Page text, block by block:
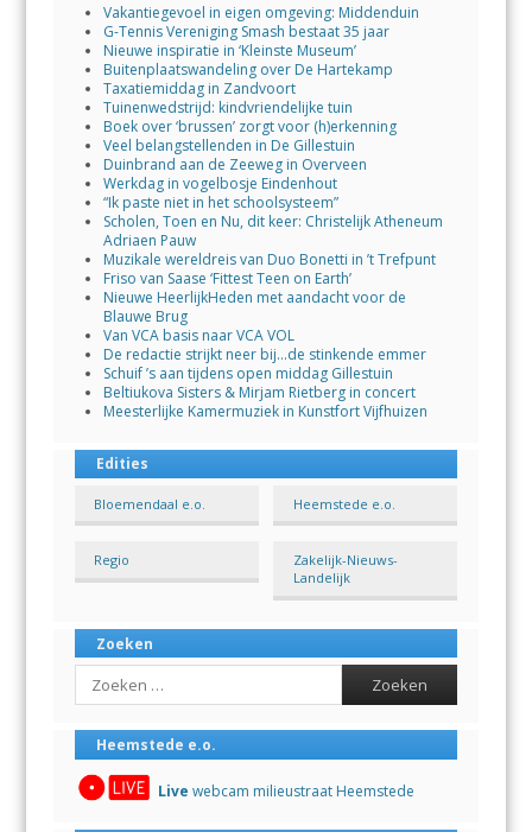
Vakantiegevoel in eigen omgeving: Middenduin
G-Tennis Vereniging Smash bestaat 35 jaar
Nieuwe inspiratie in ‘Kleinste Museum’
Buitenplaatswandeling over De Hartekamp
Taxatiemiddag in Zandvoort
Tuinenwedstrijd: kindvriendelijke tuin
Boek over ‘brussen’ zorgt voor (h)erkenning
Veel belangstellenden in De Gillestuin
Duinbrand aan de Zeeweg in Overveen
Werkdag in vogelbosje Eindenhout
“Ik paste niet in het schoolsysteem”
Scholen, Toen en Nu, dit keer: Christelijk Atheneum
Adriaen Pauw
Muzikale wereldreis van Duo Bonetti in ’t Trefpunt
Friso van Saase ‘Fittest Teen on Earth’
Nieuwe HeerlijkHeden met aandacht voor de
Blauwe Brug
Van VCA basis naar VCA VOL
De redactie strijkt neer bij…de stinkende emmer
Schuif ’s aan tijdens open middag Gillestuin
Beltiukova Sisters & Mirjam Rietberg in concert
Meesterlijke Kamermuziek in Kunstfort Vijfhuizen
Edities
Bloemendaal e.o. Heemstede e.o.
Regio
Zakelijk-Nieuws-
Landelijk
Zoeken
Search
Heemstede e.o.
Live webcam milieustraat Heemstede